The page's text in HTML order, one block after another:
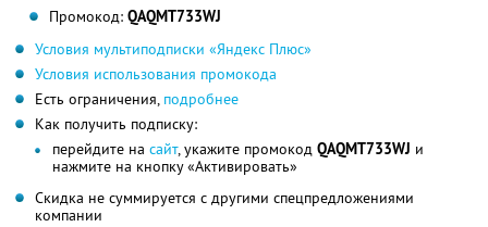
Промокод: QAQMT733WJ
Условия мультиподписки «Яндекс Плюс»
Условия использования промокода
Есть ограничения, подробнее
Как получить подписку:
перейдите на сайт, укажите промокод QAQMT733WJ и
нажмите на кнопку «Активировать»
Скидка не суммируется с другими спецпредложениями
компании